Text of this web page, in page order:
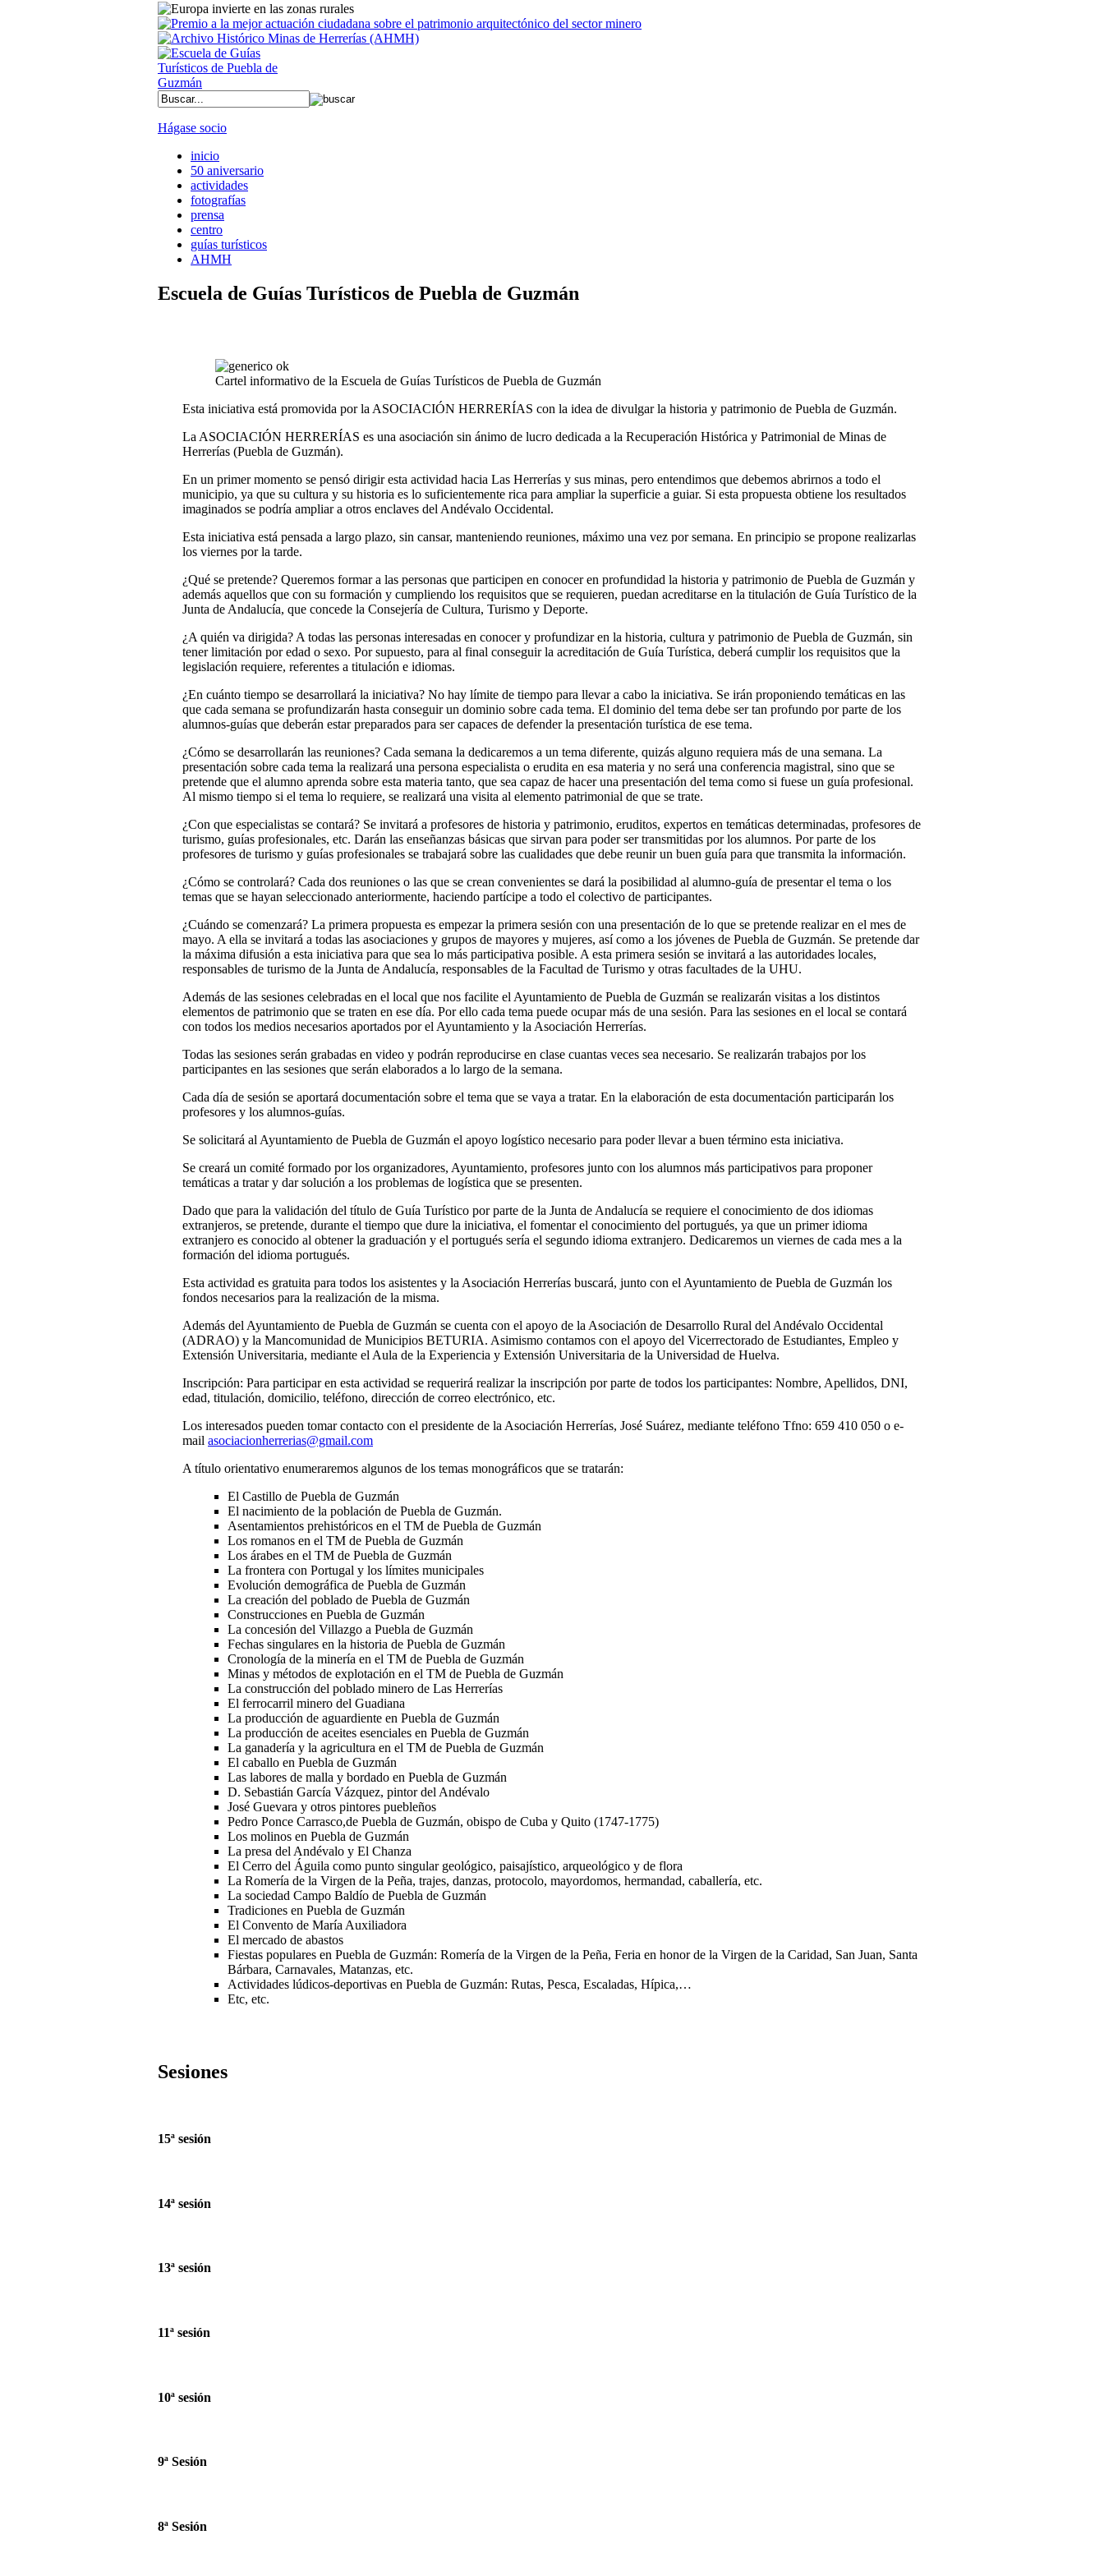
Hágase socio
inicio
50 aniversario
actividades
fotografías
prensa
centro
guías turísticos
AHMH
Escuela de Guías Turísticos de Puebla de Guzmán
Cartel informativo de la Escuela de Guías Turísticos de Puebla de Guzmán
Esta iniciativa está promovida por la ASOCIACIÓN HERRERÍAS con la idea de divulgar la historia y patrimonio de Puebla de Guzmán.
La ASOCIACIÓN HERRERÍAS es una asociación sin ánimo de lucro dedicada a la Recuperación Histórica y Patrimonial de Minas de
Herrerías (Puebla de Guzmán).
En un primer momento se pensó dirigir esta actividad hacia Las Herrerías y sus minas, pero entendimos que debemos abrirnos a todo el
municipio, ya que su cultura y su historia es lo suficientemente rica para ampliar la superficie a guiar. Si esta propuesta obtiene los resultados
imaginados se podría ampliar a otros enclaves del Andévalo Occidental.
Esta iniciativa está pensada a largo plazo, sin cansar, manteniendo reuniones, máximo una vez por semana. En principio se propone realizarlas
los viernes por la tarde.
¿Qué se pretende? Queremos formar a las personas que participen en conocer en profundidad la historia y patrimonio de Puebla de Guzmán y
además aquellos que con su formación y cumpliendo los requisitos que se requieren, puedan acreditarse en la titulación de Guía Turístico de la
Junta de Andalucía, que concede la Consejería de Cultura, Turismo y Deporte.
¿A quién va dirigida? A todas las personas interesadas en conocer y profundizar en la historia, cultura y patrimonio de Puebla de Guzmán, sin
tener limitación por edad o sexo. Por supuesto, para al final conseguir la acreditación de Guía Turística, deberá cumplir los requisitos que la
legislación requiere, referentes a titulación e idiomas.
¿En cuánto tiempo se desarrollará la iniciativa? No hay límite de tiempo para llevar a cabo la iniciativa. Se irán proponiendo temáticas en las
que cada semana se profundizarán hasta conseguir un dominio sobre cada tema. El dominio del tema debe ser tan profundo por parte de los
alumnos-guías que deberán estar preparados para ser capaces de defender la presentación turística de ese tema.
¿Cómo se desarrollarán las reuniones? Cada semana la dedicaremos a un tema diferente, quizás alguno requiera más de una semana. La
presentación sobre cada tema la realizará una persona especialista o erudita en esa materia y no será una conferencia magistral, sino que se
pretende que el alumno aprenda sobre esta materia tanto, que sea capaz de hacer una presentación del tema como si fuese un guía profesional.
Al mismo tiempo si el tema lo requiere, se realizará una visita al elemento patrimonial de que se trate.
¿Con que especialistas se contará? Se invitará a profesores de historia y patrimonio, eruditos, expertos en temáticas determinadas, profesores de
turismo, guías profesionales, etc. Darán las enseñanzas básicas que sirvan para poder ser transmitidas por los alumnos. Por parte de los
profesores de turismo y guías profesionales se trabajará sobre las cualidades que debe reunir un buen guía para que transmita la información.
¿Cómo se controlará? Cada dos reuniones o las que se crean convenientes se dará la posibilidad al alumno-guía de presentar el tema o los
temas que se hayan seleccionado anteriormente, haciendo partícipe a todo el colectivo de participantes.
¿Cuándo se comenzará? La primera propuesta es empezar la primera sesión con una presentación de lo que se pretende realizar en el mes de
mayo. A ella se invitará a todas las asociaciones y grupos de mayores y mujeres, así como a los jóvenes de Puebla de Guzmán. Se pretende dar
la máxima difusión a esta iniciativa para que sea lo más participativa posible. A esta primera sesión se invitará a las autoridades locales,
responsables de turismo de la Junta de Andalucía, responsables de la Facultad de Turismo y otras facultades de la UHU.
Además de las sesiones celebradas en el local que nos facilite el Ayuntamiento de Puebla de Guzmán se realizarán visitas a los distintos
elementos de patrimonio que se traten en ese día. Por ello cada tema puede ocupar más de una sesión. Para las sesiones en el local se contará
con todos los medios necesarios aportados por el Ayuntamiento y la Asociación Herrerías.
Todas las sesiones serán grabadas en video y podrán reproducirse en clase cuantas veces sea necesario. Se realizarán trabajos por los
participantes en las sesiones que serán elaborados a lo largo de la semana.
Cada día de sesión se aportará documentación sobre el tema que se vaya a tratar. En la elaboración de esta documentación participarán los
profesores y los alumnos-guías.
Se solicitará al Ayuntamiento de Puebla de Guzmán el apoyo logístico necesario para poder llevar a buen término esta iniciativa.
Se creará un comité formado por los organizadores, Ayuntamiento, profesores junto con los alumnos más participativos para proponer
temáticas a tratar y dar solución a los problemas de logística que se presenten.
Dado que para la validación del título de Guía Turístico por parte de la Junta de Andalucía se requiere el conocimiento de dos idiomas
extranjeros, se pretende, durante el tiempo que dure la iniciativa, el fomentar el conocimiento del portugués, ya que un primer idioma
extranjero es conocido al obtener la graduación y el portugués sería el segundo idioma extranjero. Dedicaremos un viernes de cada mes a la
formación del idioma portugués.
Esta actividad es gratuita para todos los asistentes y la Asociación Herrerías buscará, junto con el Ayuntamiento de Puebla de Guzmán los
fondos necesarios para la realización de la misma.
Además del Ayuntamiento de Puebla de Guzmán se cuenta con el apoyo de la Asociación de Desarrollo Rural del Andévalo Occidental
(ADRAO) y la Mancomunidad de Municipios BETURIA. Asimismo contamos con el apoyo del Vicerrectorado de Estudiantes, Empleo y
Extensión Universitaria, mediante el Aula de la Experiencia y Extensión Universitaria de la Universidad de Huelva.
Inscripción: Para participar en esta actividad se requerirá realizar la inscripción por parte de todos los participantes: Nombre, Apellidos, DNI,
edad, titulación, domicilio, teléfono, dirección de correo electrónico, etc.
Los interesados pueden tomar contacto con el presidente de la Asociación Herrerías, José Suárez, mediante teléfono Tfno: 659 410 050 o e-
mail asociacionherrerias@gmail.com
A título orientativo enumeraremos algunos de los temas monográficos que se tratarán:
El Castillo de Puebla de Guzmán
El nacimiento de la población de Puebla de Guzmán.
Asentamientos prehistóricos en el TM de Puebla de Guzmán
Los romanos en el TM de Puebla de Guzmán
Los árabes en el TM de Puebla de Guzmán
La frontera con Portugal y los límites municipales
Evolución demográfica de Puebla de Guzmán
La creación del poblado de Puebla de Guzmán
Construcciones en Puebla de Guzmán
La concesión del Villazgo a Puebla de Guzmán
Fechas singulares en la historia de Puebla de Guzmán
Cronología de la minería en el TM de Puebla de Guzmán
Minas y métodos de explotación en el TM de Puebla de Guzmán
La construcción del poblado minero de Las Herrerías
El ferrocarril minero del Guadiana
La producción de aguardiente en Puebla de Guzmán
La producción de aceites esenciales en Puebla de Guzmán
La ganadería y la agricultura en el TM de Puebla de Guzmán
El caballo en Puebla de Guzmán
Las labores de malla y bordado en Puebla de Guzmán
D. Sebastián García Vázquez, pintor del Andévalo
José Guevara y otros pintores puebleños
Pedro Ponce Carrasco,de Puebla de Guzmán, obispo de Cuba y Quito (1747-1775)
Los molinos en Puebla de Guzmán
La presa del Andévalo y El Chanza
El Cerro del Águila como punto singular geológico, paisajístico, arqueológico y de flora
La Romería de la Virgen de la Peña, trajes, danzas, protocolo, mayordomos, hermandad, caballería, etc.
La sociedad Campo Baldío de Puebla de Guzmán
Tradiciones en Puebla de Guzmán
El Convento de María Auxiliadora
El mercado de abastos
Fiestas populares en Puebla de Guzmán: Romería de la Virgen de la Peña, Feria en honor de la Virgen de la Caridad, San Juan, Santa
Bárbara, Carnavales, Matanzas, etc.
Actividades lúdicos-deportivas en Puebla de Guzmán: Rutas, Pesca, Escaladas, Hípica,…
Etc, etc.
Sesiones
15ª sesión
14ª sesión
13ª sesión
11ª sesión
10ª sesión
9ª Sesión
8ª Sesión